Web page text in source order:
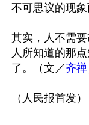
不可思议的现象
其实，人不需
人所知道的那
了。（文／齐禅